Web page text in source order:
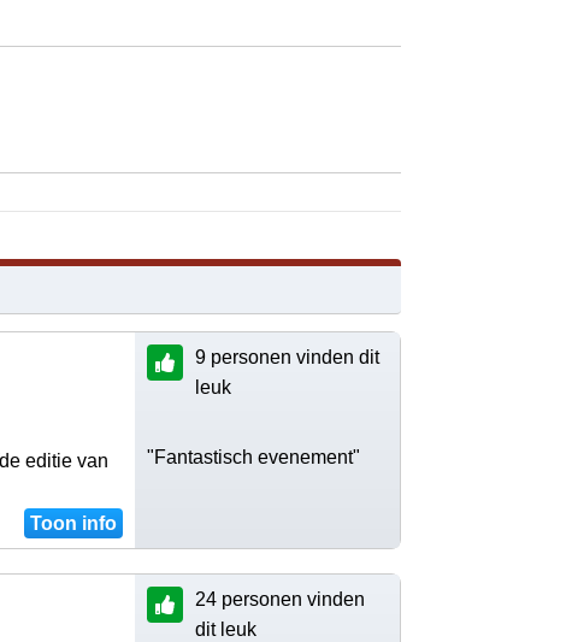
editie van
Toon info
9 personen vinden dit
leuk
"Fantastisch evenement"
24 personen vinden
dit leuk